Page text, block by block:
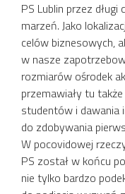
PS Lublin przez
marzeń. Jako
celów biznesowych,
w nasze
rozmiarów ośrodek
przemawiały tu
studentów i dawania
do zdobywania
W pocovidowej
PS został w końcu
nie tylko bardzo